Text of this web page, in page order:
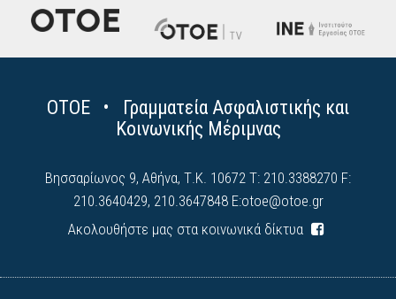
ΟΤΟΕ • Γραμματεία Ασφαλιστικής και
Κοινωνικής Μέριμνας
Βησσαρίωνος 9, Αθήνα, Τ.Κ. 10672 Τ: 210.3388270 F:
210.3640429, 210.3647848 E:otoe@otoe.gr
Ακολουθήστε μας στα κοινωνικά δίκτυα